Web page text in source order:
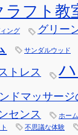
ラフト教
ング グリー
サンダルウッド
トレス
ドマッサージ
センス ホー
不思議な体験